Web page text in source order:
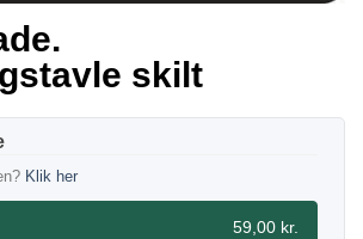
skilt
Klik her
59,00 kr.